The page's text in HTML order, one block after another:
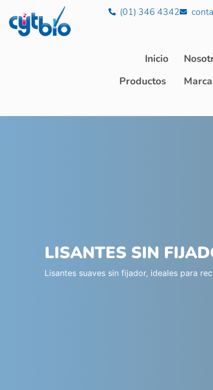
(01) 346 4342
Inicio
Productos
LISANTES SIN
Lisantes suaves sin fijador, ideales para